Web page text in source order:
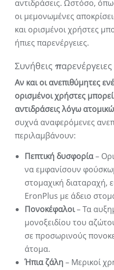
αντιδράσεις. Ωστόσο,
οι μεμονωμένες
και ορισμένοι χρήστες
ήπιες παρενέργειες.
Συνήθεις
Αν και οι ανεπιθύμητες
ορισμένοι χρήστες
αντιδράσεις λόγω
συχνά αναφερόμενες
περιλαμβάνουν:
Πεπτική δυσφορία–
να εμφανίσουν
στομαχική διαταραχή,
EronPlus με άδειο
Πονοκέφαλοι– Τα
μονοξειδίου του
σε προσωρινούς
άτομα.
Ήπια ζάλη– Μερικοί